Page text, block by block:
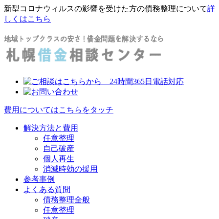
新型コロナウィルスの影響を受けた方の債務整理について詳
しくはこちら
費用についてはこちらをタッチ
解決方法と費用
任意整理
自己破産
個人再生
消滅時効の援用
参考事例
よくある質問
債務整理全般
任意整理